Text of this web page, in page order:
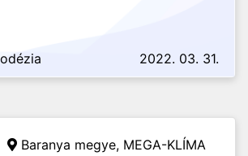
2022. 03. 31.
Baranya megye, MEGA-KLÍMA